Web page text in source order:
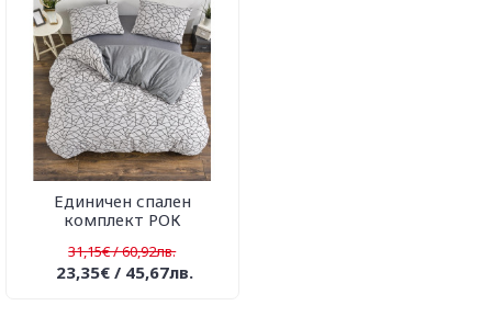
Единичен спален
комплект РОК
31,15€ / 60,92лв.
23,35€ / 45,67лв.